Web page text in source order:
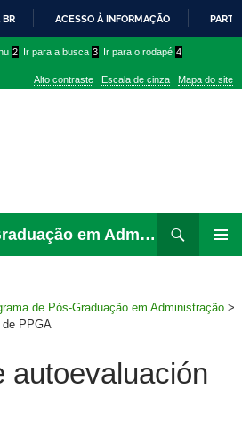
PARA
CONTEÚDO
ACESSO À INFORMAÇÃO
2 Ir para a busca 3 Ir para o rodapé 4
Alto contraste Escala de cinza Mapa do site
Programa de Pós-Graduação em Administração
para
de Pós-Graduação em Administração >
PPGA
autoevaluación